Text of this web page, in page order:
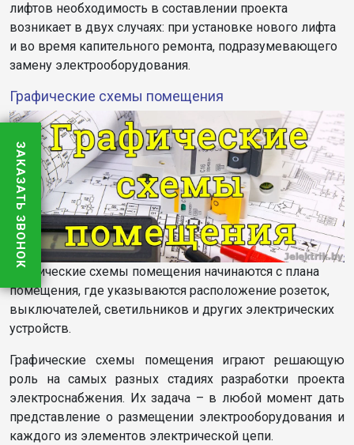
лифтов необходимость в составлении проекта
возникает в двух случаях: при установке нового лифта
и во время капительного ремонта, подразумевающего
замену электрооборудования.
Графические схемы помещения
Графические схемы помещения начинаются с плана
помещения, где указываются расположение розеток,
выключателей, светильников и других электрических
устройств.
Графические схемы помещения играют решающую
роль на самых разных стадиях разработки проекта
электроснабжения. Их задача – в любой момент дать
представление о размещении электрооборудования и
каждого из элементов электрической цепи.
ЗАКАЗАТЬ ЗВОНОК